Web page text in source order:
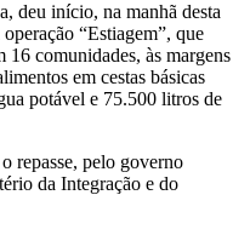
deu início, na manhã desta
“Estiagem”, que
16 comunidades, às margens
em cestas básicas
potável e 75.500 litros de
repasse, pelo governo
da Integração e do